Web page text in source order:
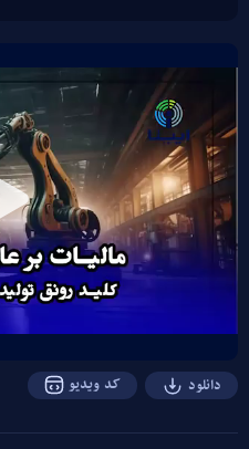
Play
Video
دانلود کد ویدیو